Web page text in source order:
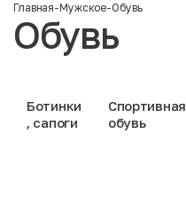
Главная-Мужское-Обувь
Обувь
Ботинки
, сапоги
Спортивная
обувь